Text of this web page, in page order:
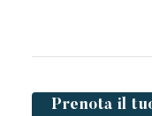
Prenota il